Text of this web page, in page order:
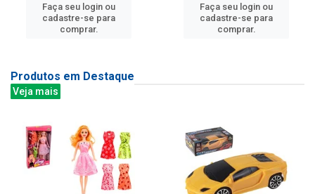
Faça seu login ou
cadastre-se para
comprar.
Faça seu login ou
cadastre-se para
comprar.
Produtos em Destaque
Veja mais